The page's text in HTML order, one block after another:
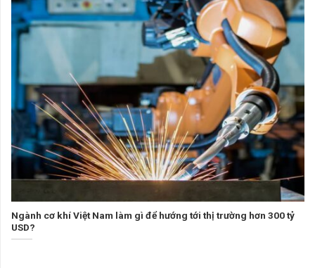
Ngành cơ khí Việt Nam làm gì để hướng tới thị trường hơn 300 tỷ
USD?